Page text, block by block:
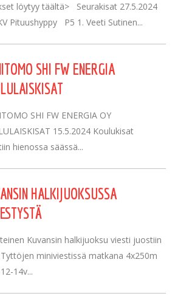
löytyy täältä> Seurakisat 27.5.2024
Pituushyppy P5 1. Veeti Sutinen...
SHI FW ENERGIA
SHI FW ENERGIA OY
15.5.2024 Koulukisat
hienossa säässä...
HALKIJUOKSUSSA
Kuvansin halkijuoksu viesti juostiin
Tyttöjen miniviestissä matkana 4x250m
14v...